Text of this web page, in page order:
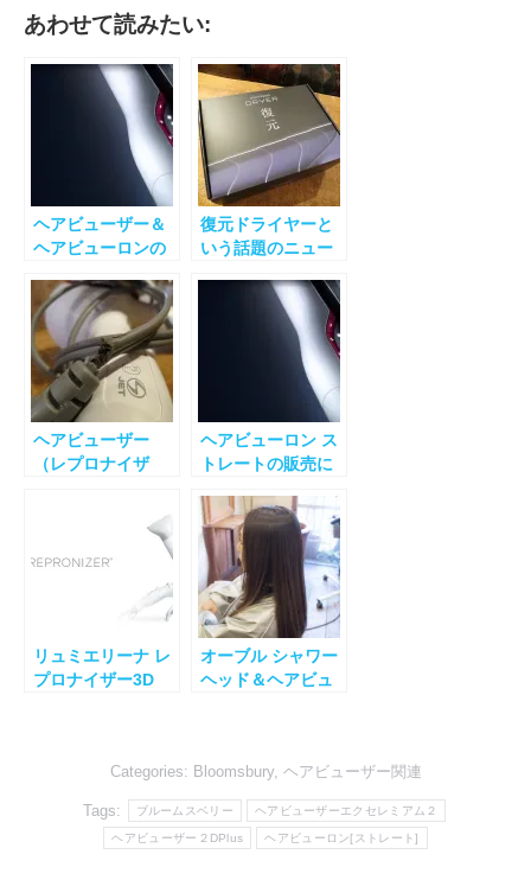
あわせて読みたい:
ヘアビューザー＆
ヘアビューロンの
いて
復元ドライヤーと
いう話題のニュー
く使ってみた
ヘアビューザー
（レプロナイザ
ヘアビューロン ス
トレートの販売に
リュミエリーナ レ
プロナイザー3D
オーブル シャワー
ヘッド＆ヘアビュ
Categories: Bloomsbury, ヘアビューザー関連
Tags: ブルームスベリー ヘアビューザーエクセレミアム２
ヘアビューザー２DPlus ヘアビューロン[ストレート]